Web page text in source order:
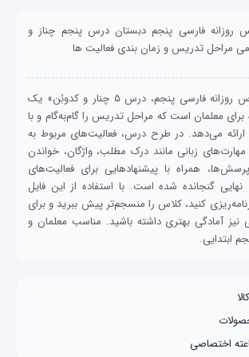
روزانه فارسی پنجم دبستان درس پنجم چناز و
مراحل تدریس و زمان بندی فعالیت ها
این فایل «طرح درس روزانه فارسی پنجم، درس ۵ چنار و کدوبُن» یک
معلمان است که مراحل تدریس را گام‌به‌گام و با
می‌دهد. در طرح درس، فعالیت‌های مربوط به
زبانی مانند درک مطلب، واژگان، خواندن
همراه با پیشنهادهایی برای فعالیت‌های
گنجانده شده است. با استفاده از این فایل
کنید، کلاس را منسجم‌تر پیش ببرید و برای
نیز آمادگی بهتری داشته باشید. مناسب معلمان و
ابتدایی.